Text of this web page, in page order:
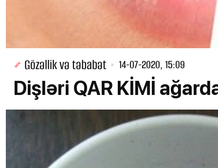
Gözəllik və təbabət 14-07-2020, 15:09
Dişləri QAR KİMİ